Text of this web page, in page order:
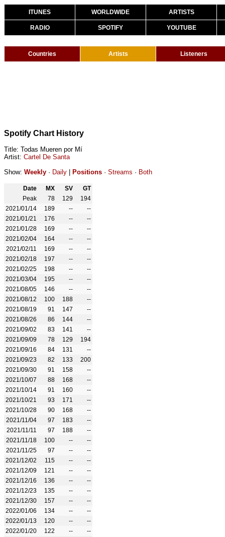
ITUNES WORLDWIDE ARTISTS
RADIO SPOTIFY YOUTUBE
Countries Artists Listeners
Spotify Chart History
Title: Todas Mueren por Mí
Artist: Cartel De Santa
Show: Weekly · Daily Positions · Streams · Both
Date MX SV
GT
Peak
78 129
194
2021/01/14
189 --
--
2021/01/21
176 --
--
2021/01/28
169 --
--
2021/02/04
164 --
--
2021/02/11
169 --
--
2021/02/18
197 --
--
2021/02/25
198 --
--
2021/03/04
195 --
--
2021/08/05
146 --
--
2021/08/12
100 188
--
2021/08/19
91 147
--
2021/08/26
86 144
--
2021/09/02
83 141
--
2021/09/09
78 129
194
2021/09/16
84 131
--
2021/09/23
82 133
200
2021/09/30
91 158
--
2021/10/07
88 168
--
2021/10/14
91 160
--
2021/10/21
93 171
--
2021/10/28
90 168
--
2021/11/04
97 183
--
2021/11/11
97 188
--
2021/11/18
100 --
--
2021/11/25
97 --
--
2021/12/02
115 --
--
2021/12/09
121 --
--
2021/12/16
136 --
--
2021/12/23
135 --
--
2021/12/30
157 --
--
2022/01/06
134 --
--
2022/01/13
120 --
--
2022/01/20
122 --
--